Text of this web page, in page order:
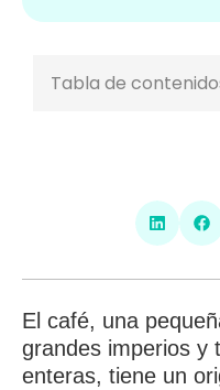
Tabla de
El café, una
grandes imperios y
enteras, tiene un